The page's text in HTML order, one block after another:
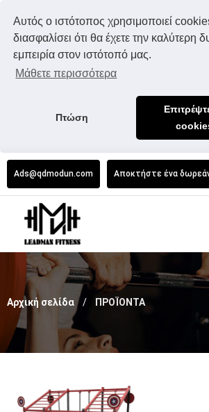
Αυτός ο ιστότοπος χρησιμοποιεί
διασφαλίσει ότι θα έχετε την καλύτερη
εμπειρία στον ιστότοπό μας.
Μάθετε περισσότερα
Πτώση
Ads@qdmodun.com Αποκτήστε ένα
Αρχική σελίδα ΠΡΟΪΟΝΤΑ